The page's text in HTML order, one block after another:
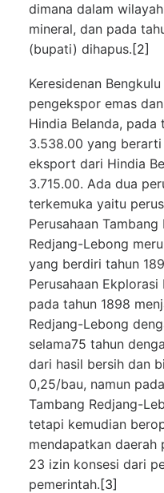
dimana dalam
mineral, dan pada
(bupati) dihapus. [2]
Keresidenan
pengekspor emas
Hindia Belanda, pada
3.538.00 yang
eksport dari Hindia
3.715.00. Ada dua
terkemuka yaitu
Perusahaan
Redjang-Lebong
yang berdiri tahun
Perusahaan
pada tahun 1898
Redjang-Lebong
selama75 tahun
dari hasil bersih dan
0,25/bau, namun
Tambang Redjang-
tetapi kemudian
mendapatkan daerah
23 izin konsesi dari
pemerintah. [3]